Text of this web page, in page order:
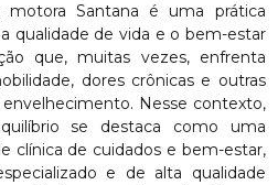
Santana é uma prática
qualidade de vida e o bem-estar
que, muitas vezes, enfrenta
dores crônicas e outras
Nesse contexto,
se destaca como uma
clínica de cuidados e bem-estar,
e de alta qualidade